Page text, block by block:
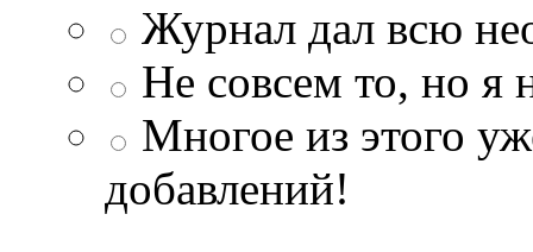
Журнал дал всю
Не совсем то, но я
Многое из этого
добавлений!